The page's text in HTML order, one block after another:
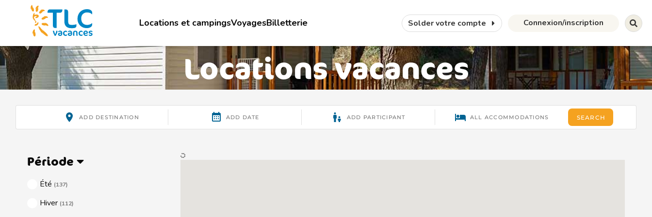
Locations et campingsVoyagesBilletterie Solder votre compte Connexion/inscription
Locations vacances
Période
Été (137)
Hiver (112)